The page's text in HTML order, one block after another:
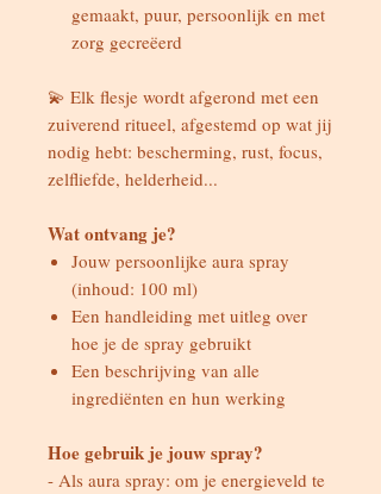
gemaakt, puur, persoonlijk en met
zorg gecreëerd
💫 Elk flesje wordt afgerond met een
zuiverend ritueel, afgestemd op wat jij
nodig hebt: bescherming, rust, focus,
zelfliefde, helderheid...
Wat ontvang je?
Jouw persoonlijke aura spray
(inhoud: 100 ml)
Een handleiding met uitleg over
hoe je de spray gebruikt
Een beschrijving van alle
ingrediënten en hun werking
Hoe gebruik je jouw spray?
- Als aura spray: om je energieveld te